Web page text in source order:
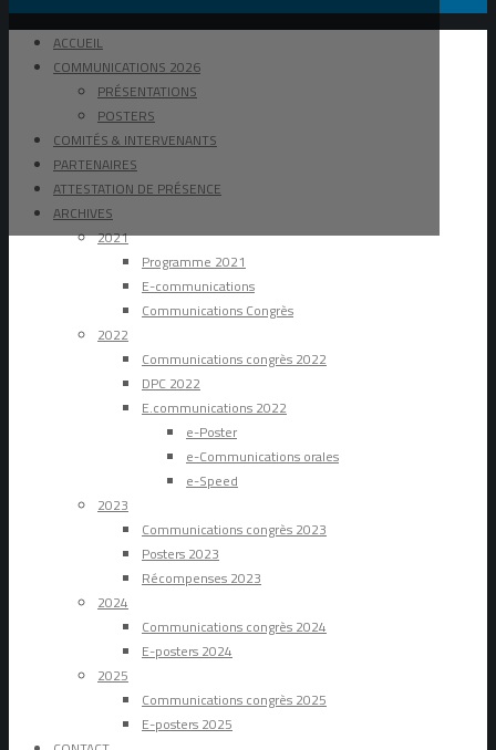
ACCUEIL
COMMUNICATIONS 2026
PRÉSENTATIONS
POSTERS
COMITÉS & INTERVENANTS
PARTENAIRES
ATTESTATION DE PRÉSENCE
ARCHIVES
2021
Programme 2021
E-communications
Communications Congrès
2022
Communications congrès 2022
DPC 2022
E.communications 2022
e-Poster
e-Communications orales
e-Speed
2023
Communications congrès 2023
Posters 2023
Récompenses 2023
2024
Communications congrès 2024
E-posters 2024
2025
Communications congrès 2025
E-posters 2025